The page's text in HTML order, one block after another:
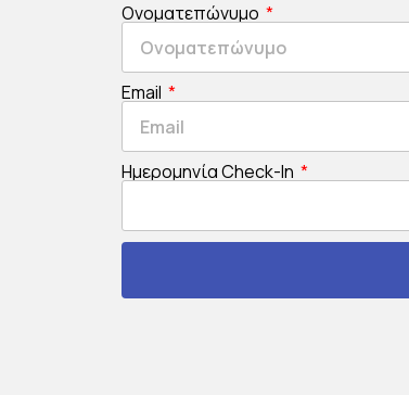
Ονοματεπώνυμο
Email
Ημερομηνία Check-In